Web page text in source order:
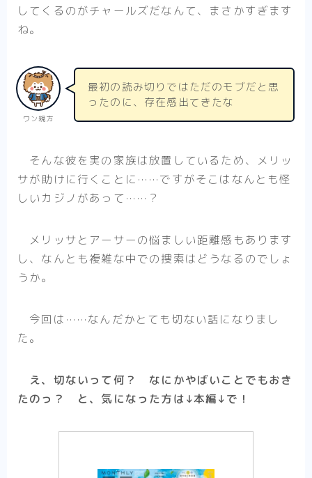
そのメイド、危険につき
アニメ
ハイキュー！！
WIND BREAKER
SAKAMOTO DAYS
Helck（アニメ）
不徳のギルド（アニメ）
悪役令嬢転生おじさん
まとめ
【アニメ】史上最高の嘘つき勇者ヘルク
（Helck）の物語【まとめ】
ッシュル-MASHLE-の物語【まとめ】
してくるのがチャールズだなんて、まさかすぎます
ね。
ワン親方
最初の読み切りではただのモブだと思
ったのに、存在感出てきたな
そんな彼を実の家族は放置しているため、メリッ
サが助けに行くことに……ですがそこはなんとも怪
しいカジノがあって……？
メリッサとアーサーの悩ましい距離感もあります
し、なんとも複雑な中での捜索はどうなるのでしょ
うか。
今回は……なんだかとても切ない話になりまし
た。
え、切ないって何？ なにかやばいことでもおき
たのっ？ と、気になった方は↓本編↓で！